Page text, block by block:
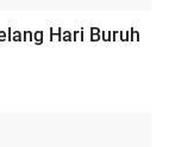
Hari Buruh